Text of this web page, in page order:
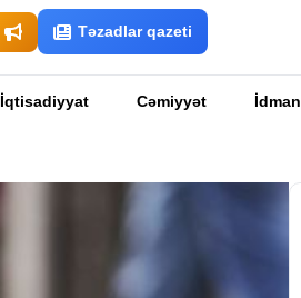
Təzadlar qazeti
İqtisadiyyat Cəmiyyət İdman